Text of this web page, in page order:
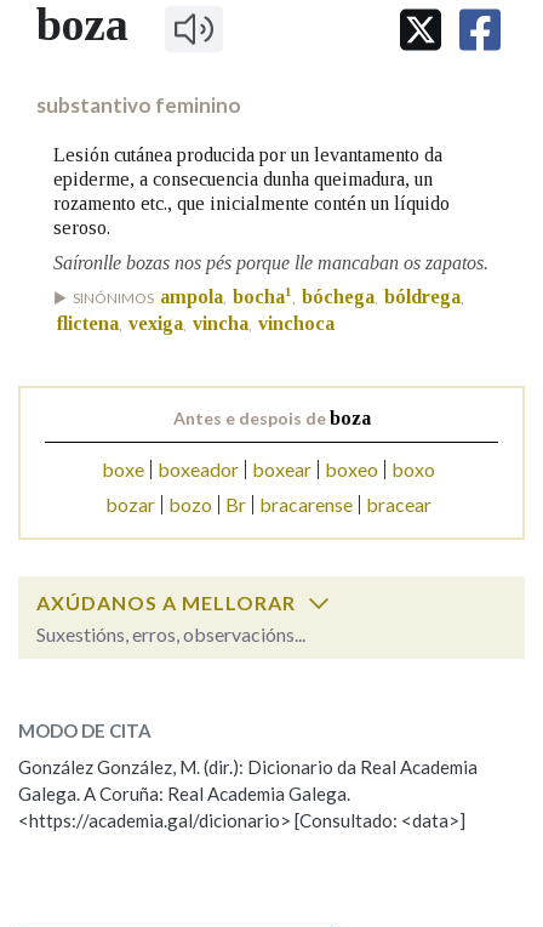
IDENTIDADE CORPORATIVA
MARCIAL DEL ADALID
FIGURAS HOMENAXEADAS
PRIMAVERA DAS LETRAS
PORTAL DAS PALABRAS
Facebook
TwitterYoutubeInstagram
Bluesky
BUSCAR NOS LEMAS
Remata por
Contén
Nos exemplos
Na fraseoloxía
OUTRAS OPCIÓNS DE BUSCA
Marcas gramaticais
boza
substantivo feminino
Lesión cutánea producida por un levantamento da
epiderme, a consecuencia dunha queimadura, un
rozamento etc., que inicialmente contén un líquido
seroso.
Saíronlle bozas nos pés porque lle mancaban os zapatos.
SINÓNIMOS ampola bocha1 bóchega bóldrega
flictena vexiga vincha vinchoca
Antes e despois deboza
boxe boxeador boxear boxeo
boxo
bozar
bozo Br bracarense bracear
AXÚDANOS A MELLORAR
Suxestións, erros, observacións...
ESCOLLE UNHA OPCIÓN:
Observación Hai un erro na palabra
Propoño mellorar a definición
MODO DE CITA
González González, M. (dir.): Dicionario da Real Academia
Galega. A Coruña: Real Academia Galega.
<https://academia.gal/dicionario> [Consultado: <data>]